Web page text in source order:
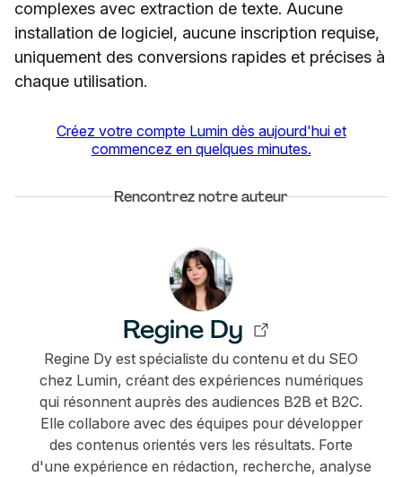
complexes avec extraction de texte. Aucune
installation de logiciel, aucune inscription requise,
uniquement des conversions rapides et précises à
chaque utilisation.
Créez votre compte Lumin dès aujourd'hui et
commencez en quelques minutes.
Rencontrez notre auteur
Regine Dy
Regine Dy est spécialiste du contenu et du SEO
chez Lumin, créant des expériences numériques
qui résonnent auprès des audiences B2B et B2C.
Elle collabore avec des équipes pour développer
des contenus orientés vers les résultats. Forte
d'une expérience en rédaction, recherche, analyse